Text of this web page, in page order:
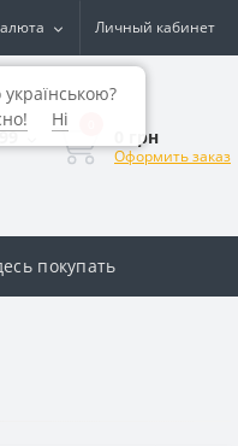
Личный кабинет
0 грн
Оформить заказ
покупать
Ні